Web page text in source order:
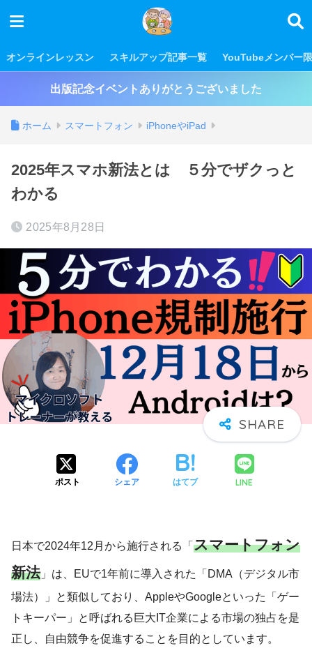
オンラインレッスン スキルアップ記事一覧 YouTubeメンバー
出版記念イベントありがとうございました
ホーム スマートフォン iPhoneやiPad
2025年スマホ新法とは ５分でザクっと
わかる
2025年8月28日
ポスト シェア はてブ LINE
日本で2024年12月から施行される「 スマートフォン
新法」は、EUで1年前に導入された「DMA（デジタル市
場法）」と類似しており、AppleやGoogleといった「ゲー
トキーパー」と呼ばれる巨大IT企業による市場の独占を是
正し、自由競争を促進することを目的としています。